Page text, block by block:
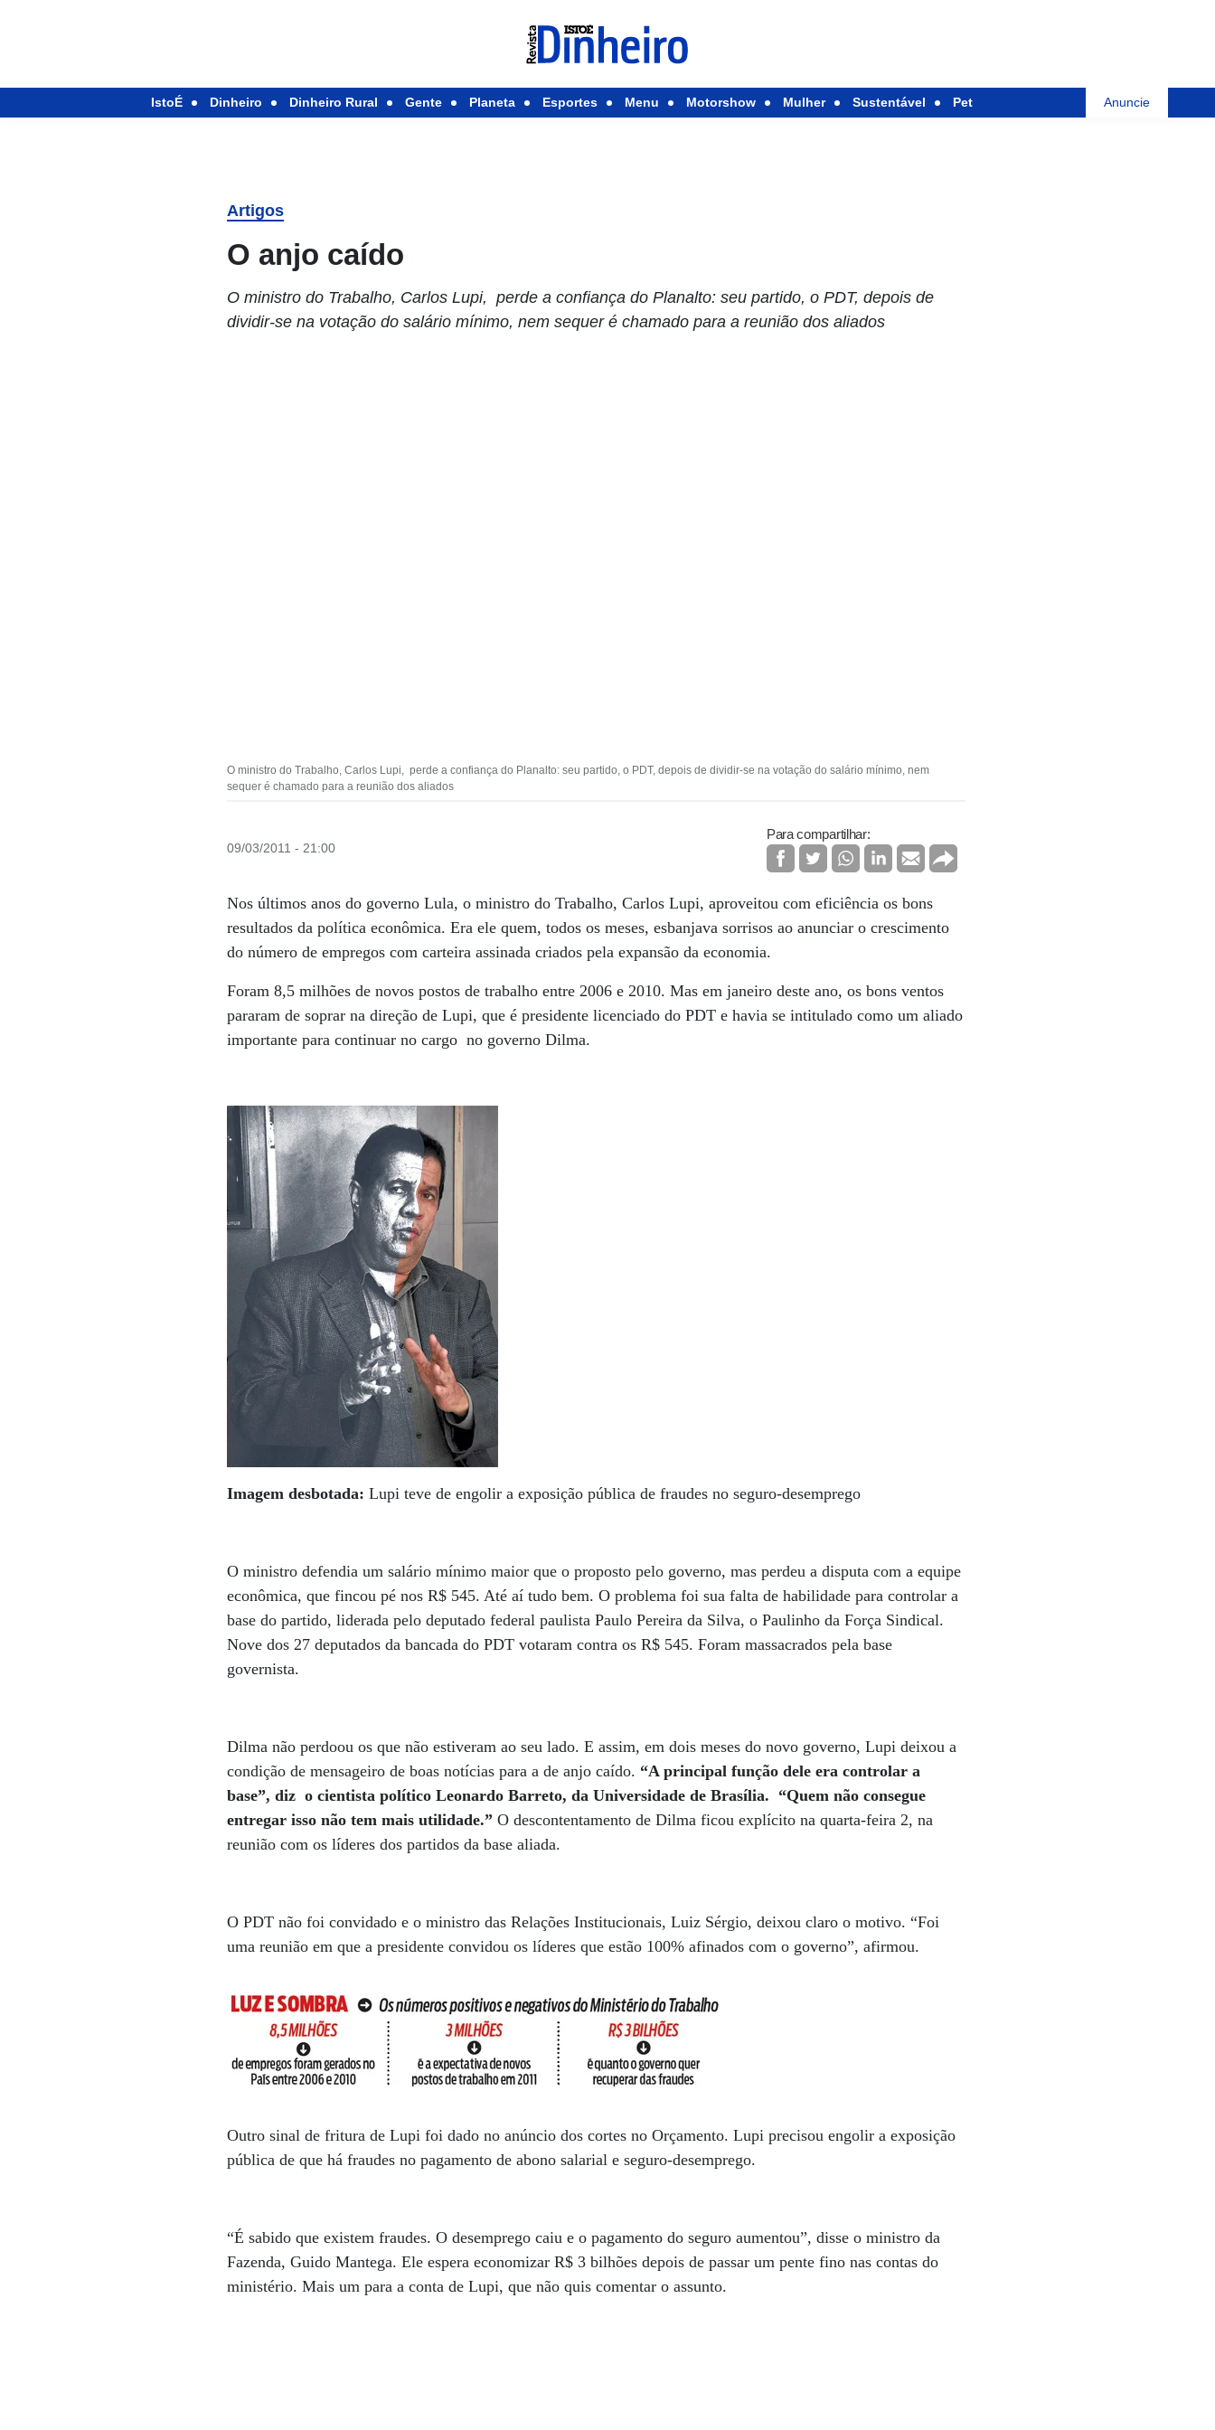
IstoÉ Dinheiro Dinheiro Rural Gente Planeta Esportes Menu Motorshow Mulher Sustentável Pet Anuncie
Artigos
O anjo caído
O ministro do Trabalho, Carlos Lupi, perde a confiança do Planalto: seu partido, o PDT, depois de
dividir-se na votação do salário mínimo, nem sequer é chamado para a reunião dos aliados
O ministro do Trabalho, Carlos Lupi, perde a confiança do Planalto: seu partido, o PDT, depois de dividir-se na votação do salário mínimo, nem
sequer é chamado para a reunião dos aliados
09/03/2011 - 21:00
Para compartilhar:
Nos últimos anos do governo Lula, o ministro do Trabalho, Carlos Lupi, aproveitou com eficiência os bons
resultados da política econômica. Era ele quem, todos os meses, esbanjava sorrisos ao anunciar o crescimento
do número de empregos com carteira assinada criados pela expansão da economia.
Foram 8,5 milhões de novos postos de trabalho entre 2006 e 2010. Mas em janeiro deste ano, os bons ventos
pararam de soprar na direção de Lupi, que é presidente licenciado do PDT e havia se intitulado como um aliado
importante para continuar no cargo no governo Dilma.
Imagem desbotada:Lupi teve de engolir a exposição pública de fraudes no seguro-desemprego
O ministro defendia um salário mínimo maior que o proposto pelo governo, mas perdeu a disputa com a equipe
econômica, que fincou pé nos R$ 545. Até aí tudo bem. O problema foi sua falta de habilidade para controlar a
base do partido, liderada pelo deputado federal paulista Paulo Pereira da Silva, o Paulinho da Força Sindical.
Nove dos 27 deputados da bancada do PDT votaram contra os R$ 545. Foram massacrados pela base
governista.
Dilma não perdoou os que não estiveram ao seu lado. E assim, em dois meses do novo governo, Lupi deixou a
condição de mensageiro de boas notícias para a de anjo caído. “A principal função dele era controlar a
base”, diz o cientista político Leonardo Barreto, da Universidade de Brasília. “Quem não consegue
entregar isso não tem mais utilidade.” O descontentamento de Dilma ficou explícito na quarta-feira 2, na
reunião com os líderes dos partidos da base aliada.
O PDT não foi convidado e o ministro das Relações Institucionais, Luiz Sérgio, deixou claro o motivo. “Foi
uma reunião em que a presidente convidou os líderes que estão 100% afinados com o governo”, afirmou.
Outro sinal de fritura de Lupi foi dado no anúncio dos cortes no Orçamento. Lupi precisou engolir a exposição
pública de que há fraudes no pagamento de abono salarial e seguro-desemprego.
“É sabido que existem fraudes. O desemprego caiu e o pagamento do seguro aumentou”, disse o ministro da
Fazenda, Guido Mantega. Ele espera economizar R$ 3 bilhões depois de passar um pente fino nas contas do
ministério. Mais um para a conta de Lupi, que não quis comentar o assunto.